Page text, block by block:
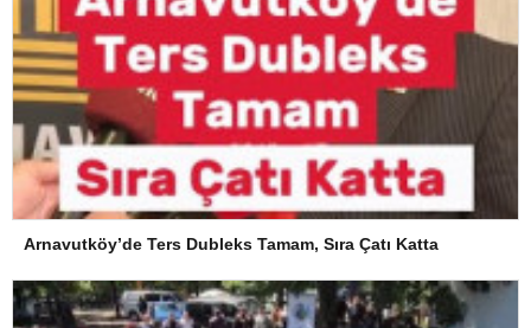
Arnavutköy’de Ters Dubleks Tamam, Sıra Çatı Katta